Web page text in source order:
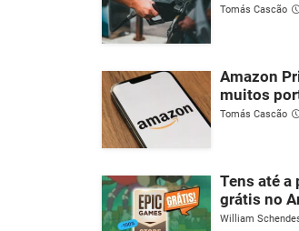
Tomás Cascão
Amazon
muitos
Tomás Cascão
Tens até a
grátis no
William